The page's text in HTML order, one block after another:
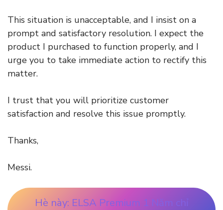
This situation is unacceptable, and I insist on a
prompt and satisfactory resolution. I expect the
product I purchased to function properly, and I
urge you to take immediate action to rectify this
matter.
I trust that you will prioritize customer
satisfaction and resolve this issue promptly.
Thanks,
Messi.
Hè này: ELSA Premium 1 Năm chỉ